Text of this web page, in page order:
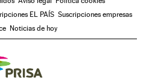
EL PAÍS Suscripciones empresas
Noticias de hoy